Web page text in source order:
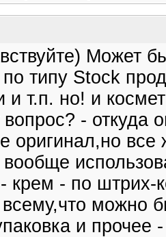
Может
по типу Stock
и т.п. но! и
вопрос? -
оригинал,но
крем - по штрих-
можно
и прочее